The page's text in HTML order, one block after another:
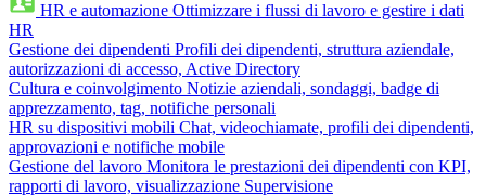
HR e automazione Ottimizzare i flussi di lavoro e gestire i dati
HR
Gestione dei dipendenti Profili dei dipendenti, struttura aziendale,
autorizzazioni di accesso, Active Directory
Cultura e coinvolgimento Notizie aziendali, sondaggi, badge di
apprezzamento, tag, notifiche personali
HR su dispositivi mobili Chat, videochiamate, profili dei dipendenti,
approvazioni e notifiche mobile
Gestione del lavoro Monitora le prestazioni dei dipendenti con KPI,
rapporti di lavoro, visualizzazione Supervisione